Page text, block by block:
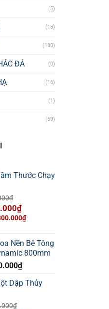
(5)
(18)
(180)
ĐÁ (0)
(16)
(1)
(59)
Thước Chạy
₫
₫Giá
hiện
là:
2.700.000₫.
₫
Nền Bê Tông
800mm
₫
Dập Thủy
₫